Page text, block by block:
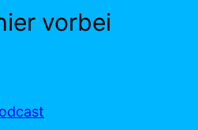
vorbei